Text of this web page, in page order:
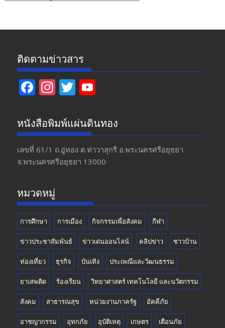
ติดตามข่าวสาร
F
e
b
o
o
In
a
gr
a
m
T
itt
er
u
T
u
b
หนังสือพิมพ์แผ่นดินทอง
เลขที่ 61/1 ถ.อู่ทอง​ ต.​ท่าวาสุกรี​ อ.พระนครศรีอยุธยา​
จ.พระนครศรีอยุธยา 13000
หมวดหมู่
การศึกษา การเมือง กิจกรรมเพื่อสังคม กีฬา
ข่าวประชาสัมพันธ์ ข่าวเด่นออนไลน์ คลิปข่าว ชาวบ้าน
ท่องเที่ยว ธุรกิจ บันเทิง ประเพณีและวัฒนธรรม
ยาเสพติด ร้องเรียน วิทยาศาสตร์ เทคโนโลยี และนวัตกรรม
สังคม สาธารณสุข หน่วยงานภาครัฐ อัคคีภัย
อาชญากรรม อุทกภัย อุบัติเหตุ เกษตร เตือนภัย